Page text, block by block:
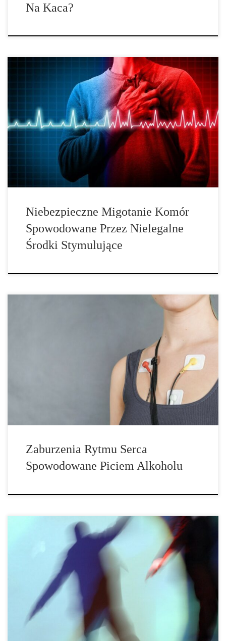
Na Kaca?
Jak wynika z dużego badania przeprowadzonego w USA, osoby,
które zażywają kokainę lub metamfetaminę, są znacznie bardziej
narażone na zaburzenia rytmu serca i nagły zgon sercowy. Środki
stymulujące, lub potocznie mówiąc narkotyki, kuszą szybką dawką
energii i pobudzenia. Nielegalne narkotyki, takie jak
metamfetamina i kokaina, powodują silne pobudzenie i poprawiają
Niebezpieczne Migotanie Komór
Spowodowane Przez Nielegalne
Środki Stymulujące
W Monachium zespół badawczy wyposażył młodych ludzi w małe
mobilne urządzenia EKG. Stwierdzono przy tym występowanie
zaburzeń rytmu serca spowodowane spożyciem alkoholu. Często,
aby dopełnić strój imprezowy, chwyta się po biżuterię. W
Monachium w jednym z badań 202 młodych dorosłych poszło
imprezować z dość nietypowym akcesorium. Naukowcy
Zaburzenia Rytmu Serca
Spowodowane Piciem Alkoholu
Słyszałeś kiedyś o „Crack Dancing”? Międzynarodowa grupa
badawcza opracowała przegląd zaburzeń ruchowych, które mogą
być wywoływane przez kokainę. Konsumenci zazwyczaj czują się
świetnie. Kokaina pobudza, poprawia nastrój i poczucie własnej
wartości. Częste zażywanie kokainy nie tylko szybko uzależnia.
Kokaina jest również związana z zaburzeniami ruchowymi. Co to
za zaburzenia i […]